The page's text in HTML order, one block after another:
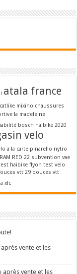
atala france
catlike mixino chaussures
la madeleine
bosch haibike 2020
velo
à la carte pinarello nytro
RED 22 subvention vae
haibike flyon test velo
vtt 29 pouces vtt
xlc
vente et les
après vente et les